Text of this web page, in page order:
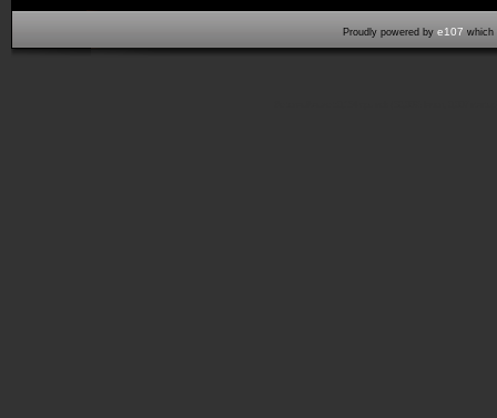
Proudly powered by e107 which